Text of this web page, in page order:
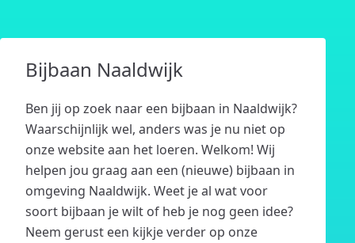
Bijbaan Naaldwijk
Ben jij op zoek naar een bijbaan in Naaldwijk?
Waarschijnlijk wel, anders was je nu niet op
onze website aan het loeren. Welkom! Wij
helpen jou graag aan een (nieuwe) bijbaan in
omgeving Naaldwijk. Weet je al wat voor
soort bijbaan je wilt of heb je nog geen idee?
Neem gerust een kijkje verder op onze